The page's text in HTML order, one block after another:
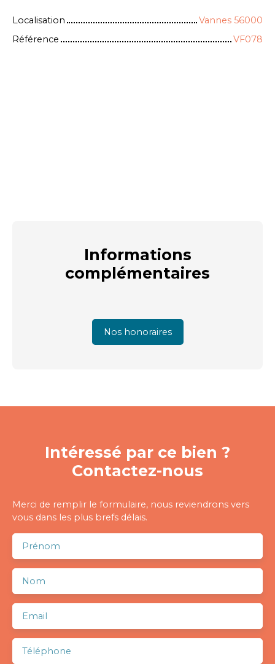
Localisation
Vannes 56000
Référence
VF078
Informations
complémentaires
Nos honoraires
Intéressé par ce bien ?
Contactez-nous
Merci de remplir le formulaire, nous reviendrons vers
vous dans les plus brefs délais.
Prénom
Nom
Email
Téléphone